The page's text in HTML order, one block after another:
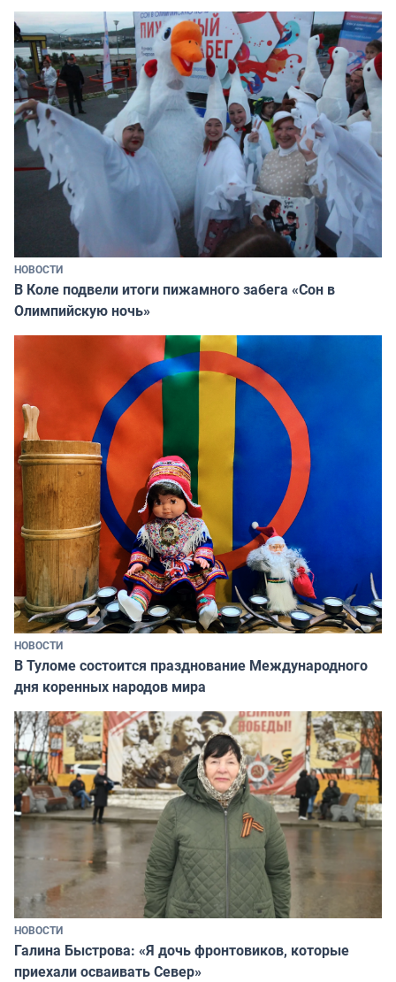
НОВОСТИ
В Коле подвели итоги пижамного забега «Сон в
Олимпийскую ночь»
НОВОСТИ
В Туломе состоится празднование Международного
дня коренных народов мира
НОВОСТИ
Галина Быстрова: «Я дочь фронтовиков, которые
приехали осваивать Север»